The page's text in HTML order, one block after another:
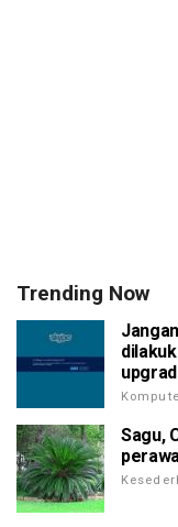
Trending Now
Sagu,